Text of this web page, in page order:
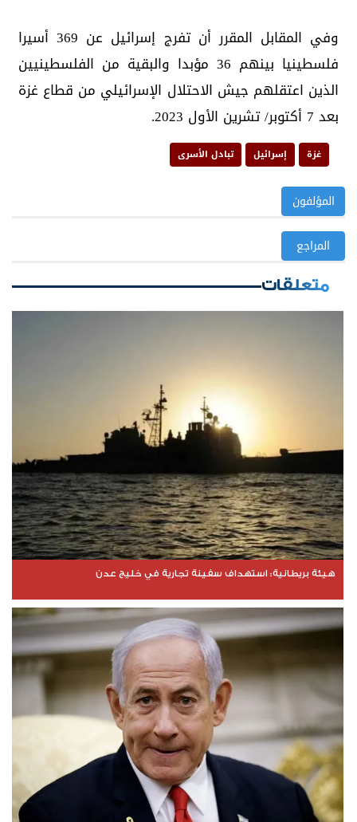
وفي المقابل المقرر أن تفرج إسرائيل عن 369 أسيرا
فلسطينيا بينهم 36 مؤبدا والبقية من الفلسطينيين
الذين اعتقلهم جيش الاحتلال الإسرائيلي من قطاع غزة
بعد 7 أكتوبر/ تشرين الأول 2023.
غزة إسرائيل تبادل الأسرى
المؤلفون
المراجع
متعلقات
هيئة بريطانية: استهداف سفينة تجارية في خليج عدن